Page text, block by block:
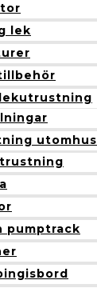
lek
utomhus
pumptrack